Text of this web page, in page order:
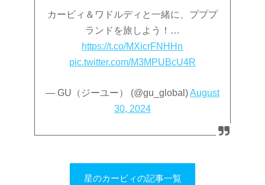
カービィ＆ワドルディと一緒に、プププ
ランドを旅しよう！…
https://t.co/MXicrFNHHn
pic.twitter.com/M3MPUBcU4R
— GU（ジーユー） (@gu_global)August
30, 2024
星のカービィの記事一覧